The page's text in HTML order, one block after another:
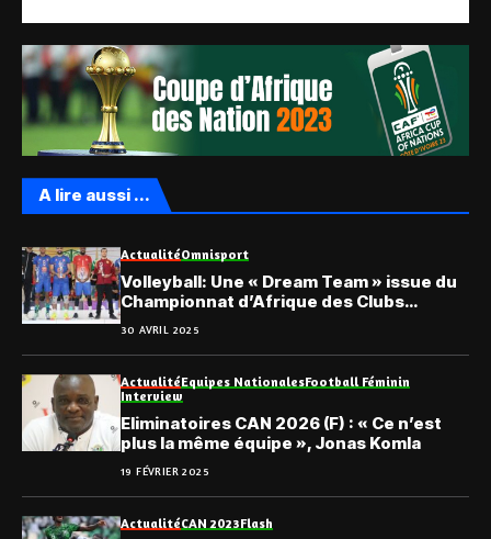
A lire aussi ...
ActualitéOmnisport
Volleyball: Une « Dream Team » issue du
Championnat d’Afrique des Clubs
masculins
30 AVRIL 2025
ActualitéEquipes NationalesFootball Féminin
Interview
Eliminatoires CAN 2026 (F) : « Ce n’est
plus la même équipe », Jonas Komla
19 FÉVRIER 2025
ActualitéCAN 2023Flash